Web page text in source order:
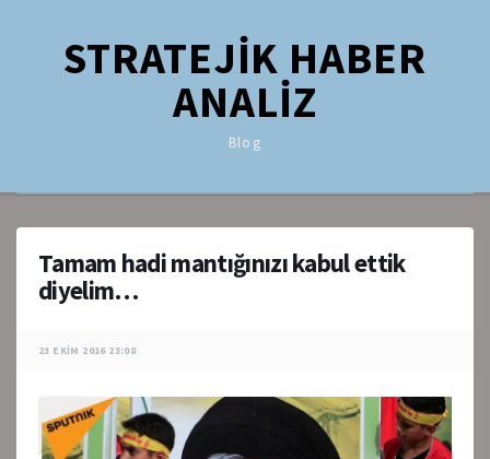
STRATEJİK HABER
ANALİZ
Blog
Tamam hadi mantığınızı kabul ettik
diyelim…
23 EKIM 2016 23:08